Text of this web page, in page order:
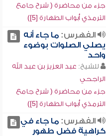
جزء من محاضرة ( شرح جامع
الترمذي أبواب الطهارة [5])
الفهرس:ما جاء أنه
يصلي الصلوات بوضوء
واحد
للشيخ: عبد العزيز بن عبد الله
الراجحي
جزء من محاضرة ( شرح جامع
الترمذي أبواب الطهارة [5])
الفهرس:ما جاء في
كراهية فضل طهور